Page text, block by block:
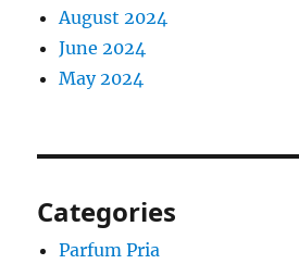
August 2024
June 2024
May 2024
Categories
Parfum Pria